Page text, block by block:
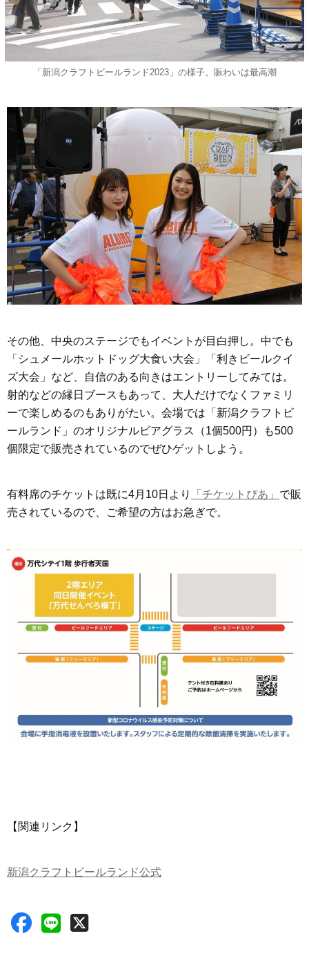
「新潟クラフトビールランド2023」の様子。賑わいは最高潮
その他、中央のステージでもイベントが目白押し。中でも
「シュメールホットドッグ大食い大会」「利きビールクイ
ズ大会」など、自信のある向きはエントリーしてみては。
射的などの縁日ブースもあって、大人だけでなくファミリ
ーで楽しめるのもありがたい。会場では「新潟クラフトビ
ールランド」のオリジナルビアグラス（1個500円）も500
個限定で販売されているのでぜひゲットしよう。
有料席のチケットは既に4月10日より 「チケットぴあ」 で販
売されているので、ご希望の方はお急ぎで。
【関連リンク】
新潟クラフトビールランド公式